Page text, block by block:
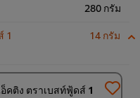
280 กรัม
1
14 กรัม
คติง ตราเบสท์ฟู้ดส์ 1